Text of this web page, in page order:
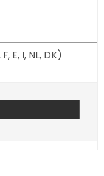
E, I, NL, DK)